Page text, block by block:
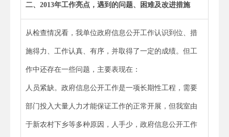
二、 2013年工作亮点，遇到的问题、困难及改进措施
从检查情况看，我单位政府信息公开工作认识到位、措
施得力、工作认真、有序，并取得了一定的成绩。但工
作中还存在一些问题，主要表现在：
人员紧缺。政府信息公开工作是一项长期性工程，需要
部门投入大量人力才能保证工作的正常开展，但我室由
于新农村下乡等多种原因，人手少，政府信息公开工作